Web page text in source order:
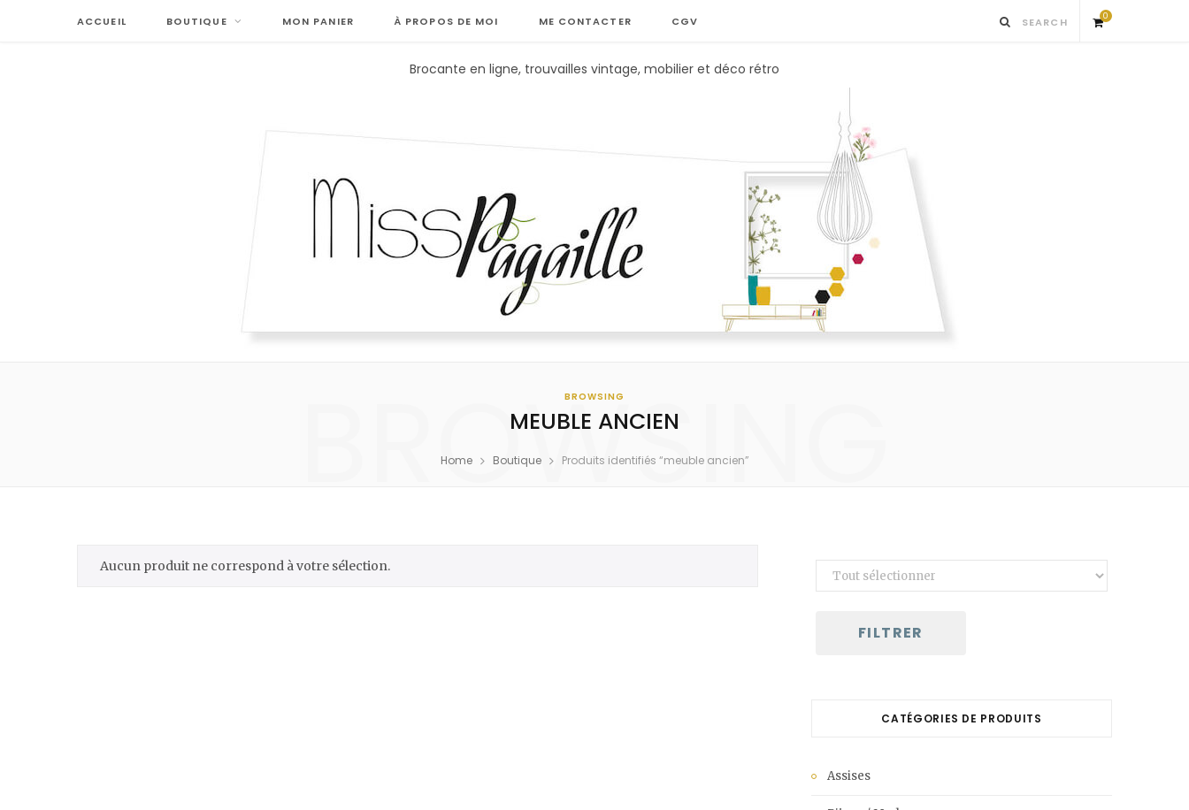
ACCUEIL BOUTIQUE MON PANIER À PROPOS DE MOI ME CONTACTER CGV 0
Brocante en ligne, trouvailles vintage, mobilier et déco rétro
BROWSING
MEUBLE ANCIEN
BROWSING
Home Boutique Produits identifiés “meuble ancien”
Aucun produit ne correspond à votre sélection.
FILTRER
CATÉGORIES DE PRODUITS
Assises